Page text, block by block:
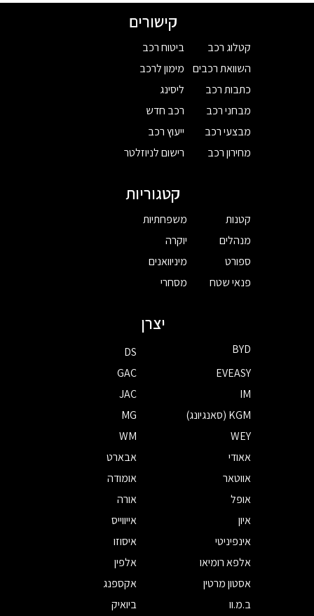
קישורים
קטלוג רכב
השוואת רכבים
כתבות רכב
מבחני רכב
מבצעי רכב
מחירון רכב
ביטוח רכב
מימון לרכב
ליסינג
רכב חדש
ייעוץ רכב
רישום לניוזלטר
קטגוריות
קטנות
מנהלים
ספורט
פנאי שטח
משפחתיות
יוקרה
מיניוואנים
מסחרי
יצרן
BYD
DS
EVEASY
GAC
IM
JAC
KGM (סאנגיונג)
MG
WEY
WM
אאודי
אבארט
אווטאר
אומודה
אופל
אורה
איון
אייווייס
אינפיניטי
איסוזו
אלפא רומיאו
אלפין
אסטון מרטין
אקספנג
ב.מ.וו
ביואיק